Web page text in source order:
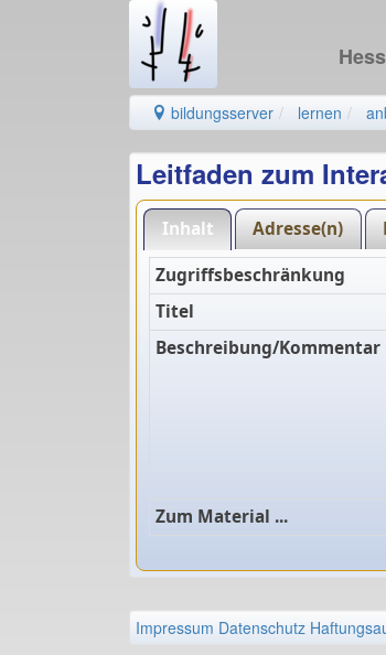
bildungsserver lernen
Leitfaden zum
Inhalt Adresse(n)
Zugriffsbeschränkung
Titel
Beschreibung/Kommentar
Zum Material ...
Impressum Datenschutz